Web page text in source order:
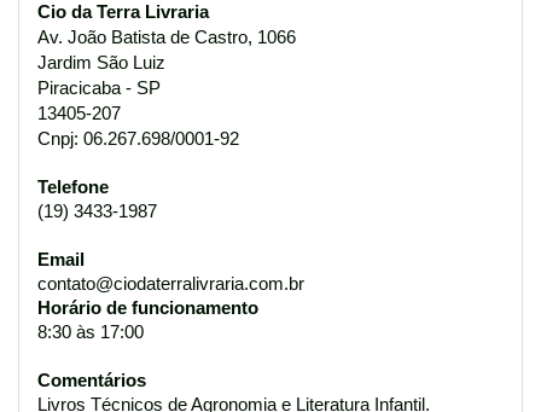
Cio da Terra Livraria
Av. João Batista de Castro, 1066
Jardim São Luiz
Piracicaba - SP
13405-207
Cnpj: 06.267.698/0001-92
Telefone
(19) 3433-1987
Email
contato@ciodaterralivraria.com.br
Horário de funcionamento
8:30 às 17:00
Comentários
Livros Técnicos de Agronomia e Literatura Infantil.